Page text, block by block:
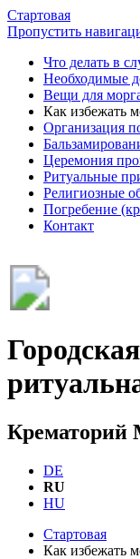
Стартовая
Пропустить
Что делать в
Необходимые
Вещи для
Как избежать
Организация
Церемония
Ритуальные
Религиозные
Погребение
Контакт
Крематорий
DE
RU
HU
Стартовая
Как избежать